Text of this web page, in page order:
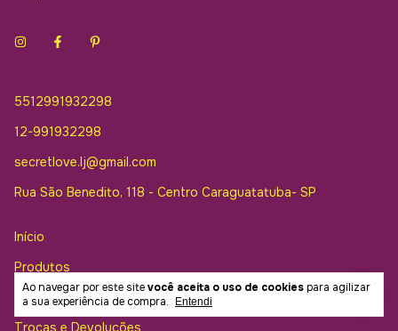
Ao navegar por este sitevocê aceita o uso de cookiespara agilizar
a sua experiência de compra.
Entendi
5512991932298
12-991932298
secretlove.lj@gmail.com
Rua São Benedito, 118 - Centro Caraguatatuba- SP
Início
Produtos
Contato
Trocas e Devoluções